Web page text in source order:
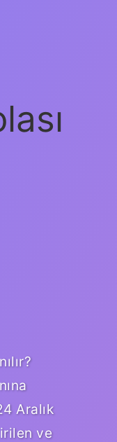
Aralık
ve